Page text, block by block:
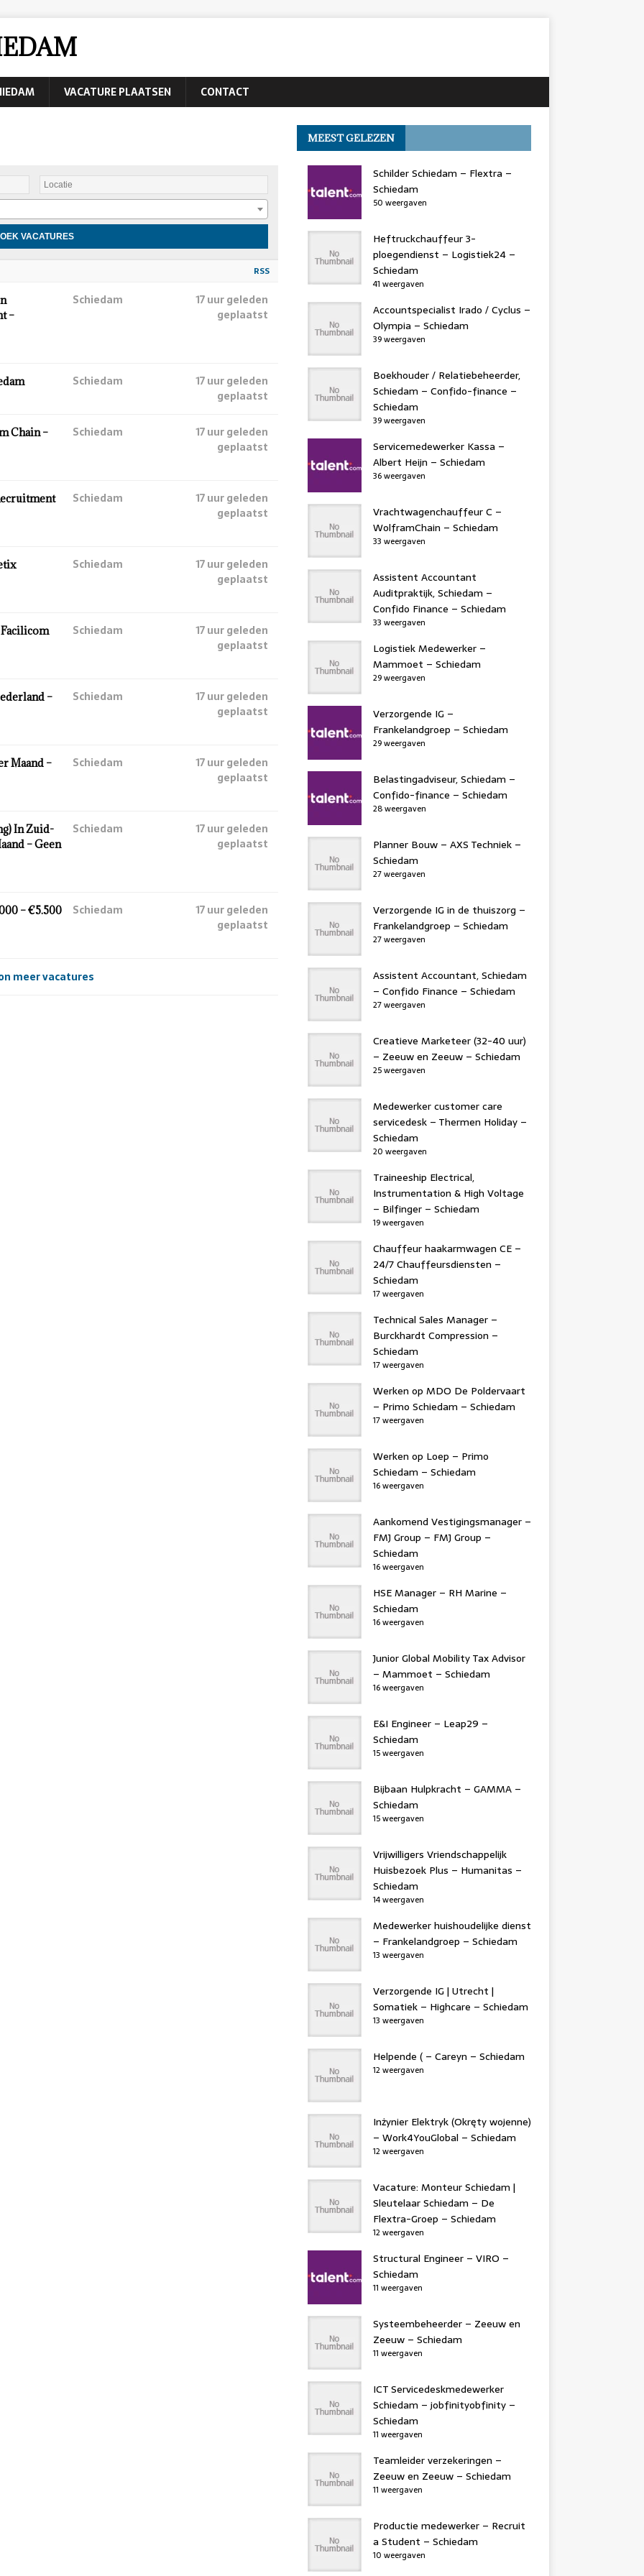
VACATURE PLAATSEN CONTACT
RSS
–
Schiedam
17 uur geleden
geplaatst
Schiedam
17 uur geleden
geplaatst
Chain – Schiedam
17 uur geleden
geplaatst
Schiedam
17 uur geleden
geplaatst
Schiedam
17 uur geleden
geplaatst
Schiedam
17 uur geleden
geplaatst
– Schiedam
17 uur geleden
geplaatst
Maand – Schiedam
17 uur geleden
geplaatst
In Zuid-
– Geen
Schiedam
17 uur geleden
geplaatst
– €5.500 Schiedam
17 uur geleden
geplaatst
meer vacatures
MEEST GELEZEN
Schilder Schiedam – Flextra –
Schiedam
50 weergaven
Heftruckchauffeur 3-
ploegendienst – Logistiek24 –
Schiedam
41 weergaven
Accountspecialist Irado / Cyclus –
Olympia – Schiedam
39 weergaven
Boekhouder / Relatiebeheerder,
Schiedam – Confido-finance –
Schiedam
39 weergaven
Servicemedewerker Kassa –
Albert Heijn – Schiedam
36 weergaven
Vrachtwagenchauffeur C –
WolframChain – Schiedam
33 weergaven
Assistent Accountant
Auditpraktijk, Schiedam –
Confido Finance – Schiedam
33 weergaven
Logistiek Medewerker –
Mammoet – Schiedam
29 weergaven
Verzorgende IG –
Frankelandgroep – Schiedam
29 weergaven
Belastingadviseur, Schiedam –
Confido-finance – Schiedam
28 weergaven
Planner Bouw – AXS Techniek –
Schiedam
27 weergaven
Verzorgende IG in de thuiszorg –
Frankelandgroep – Schiedam
27 weergaven
Assistent Accountant, Schiedam
– Confido Finance – Schiedam
27 weergaven
Creatieve Marketeer (32-40 uur)
– Zeeuw en Zeeuw – Schiedam
25 weergaven
Medewerker customer care
servicedesk – Thermen Holiday –
Schiedam
20 weergaven
Traineeship Electrical,
Instrumentation & High Voltage
– Bilfinger – Schiedam
19 weergaven
Chauffeur haakarmwagen CE –
24/7 Chauffeursdiensten –
Schiedam
17 weergaven
Technical Sales Manager –
Burckhardt Compression –
Schiedam
17 weergaven
Werken op MDO De Poldervaart
– Primo Schiedam – Schiedam
17 weergaven
Werken op Loep – Primo
Schiedam – Schiedam
16 weergaven
Aankomend Vestigingsmanager –
FMJ Group – FMJ Group –
Schiedam
16 weergaven
HSE Manager – RH Marine –
Schiedam
16 weergaven
Junior Global Mobility Tax Advisor
– Mammoet – Schiedam
16 weergaven
E&I Engineer – Leap29 –
Schiedam
15 weergaven
Bijbaan Hulpkracht – GAMMA –
Schiedam
15 weergaven
Vrijwilligers Vriendschappelijk
Huisbezoek Plus – Humanitas –
Schiedam
14 weergaven
Medewerker huishoudelijke dienst
– Frankelandgroep – Schiedam
13 weergaven
Verzorgende IG | Utrecht |
Somatiek – Highcare – Schiedam
13 weergaven
Helpende ( – Careyn – Schiedam
12 weergaven
Inżynier Elektryk (Okręty wojenne)
– Work4YouGlobal – Schiedam
12 weergaven
Vacature: Monteur Schiedam |
Sleutelaar Schiedam – De
Flextra-Groep – Schiedam
12 weergaven
Structural Engineer – VIRO –
Schiedam
11 weergaven
Systeembeheerder – Zeeuw en
Zeeuw – Schiedam
11 weergaven
ICT Servicedeskmedewerker
Schiedam – jobfinityobfinity –
Schiedam
11 weergaven
Teamleider verzekeringen –
Zeeuw en Zeeuw – Schiedam
11 weergaven
Productie medewerker – Recruit
a Student – Schiedam
10 weergaven